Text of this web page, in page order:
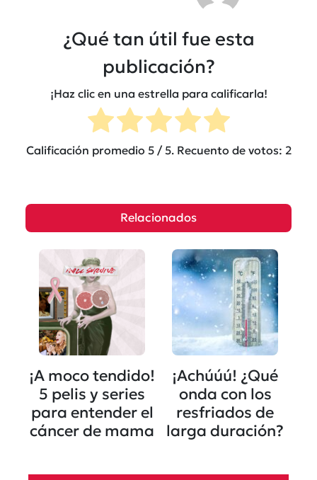
¿Qué tan útil fue esta
publicación?
¡Haz clic en una estrella para calificarla!
Calificación promedio 5/ 5. Recuento de votos: 2
Relacionados
¡A moco tendido!
5 pelis y series
para entender el
cáncer de mama
¡Achúúú! ¿Qué
onda con los
resfriados de
larga duración?